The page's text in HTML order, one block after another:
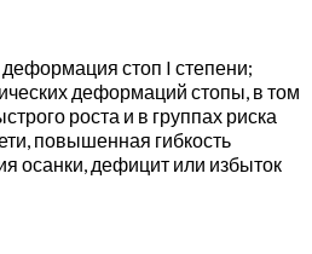
стоп I степени;
деформаций стопы, в том
роста и в группах риска
повышенная гибкость
осанки, дефицит или избыток